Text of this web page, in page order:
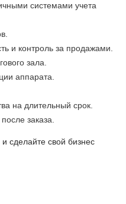
системами учета
и контроль за продажами.
зала.
аппарата.
на длительный срок.
заказа.
сделайте свой бизнес